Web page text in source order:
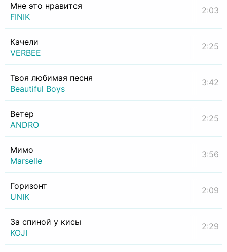
Мне это нравится
FINIK
2:03
Качели
VERBEE
2:25
Твоя любимая песня
Beautiful Boys
3:42
Ветер
ANDRO
2:25
Мимо
Marselle
3:56
Горизонт
UNIK
2:09
За спиной у кисы
KOJI
2:29